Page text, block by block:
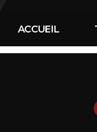
ACCUEIL